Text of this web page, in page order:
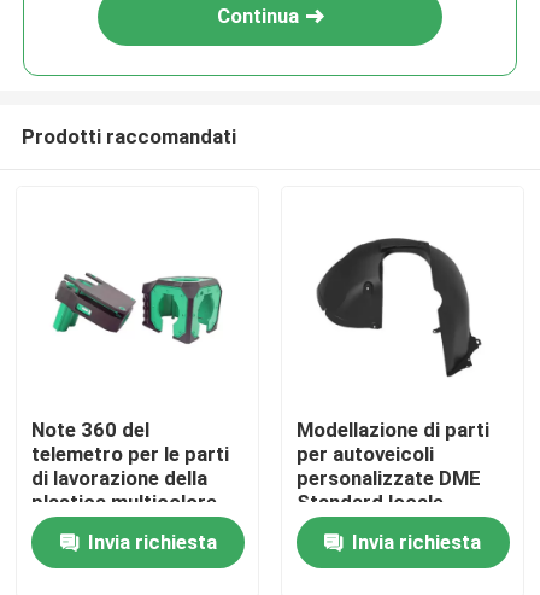
Prodotti
video
Continua
Prodotti raccomandati
Note 360 del
telemetro per le parti
di lavorazione della
plastica multicolore
Invia richiesta
Modellazione di parti
per autoveicoli
personalizzate DME
Standard locale
Invia richiesta